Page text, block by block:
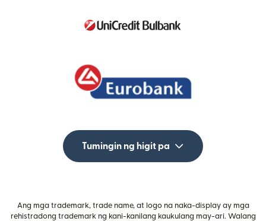
Tumingin ng higit pa
Ang mga trademark, trade name, at logo na naka-display ay mga
rehistradong trademark ng kani-kanilang kaukulang may-ari. Walang